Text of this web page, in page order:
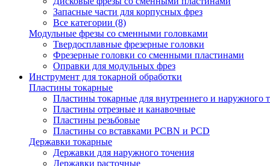
Запасные части для корпусных фрез
Все категории (8)
Модульные фрезы со сменными головками
Твердосплавные фрезерные головки
Фрезерные головки со сменными пластинами
Оправки для модульных фрез
Инструмент для токарной обработки
Пластины токарные
Пластины токарные для внутреннего и наружного
Пластины отрезные и канавочные
Пластины резьбовые
Пластины со вставками PCBN и PCD
Державки токарные
Державки для наружного точения
Державки расточные